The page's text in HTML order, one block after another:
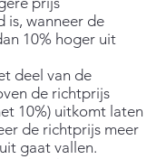
is, wanneer de
10% hoger uit
deel van de
de richtprijs
10%) uitkomt laten
de richtprijs meer
gaat vallen.